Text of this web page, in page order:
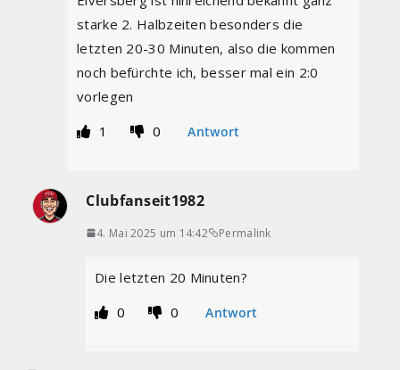
starke 2. Halbzeiten besonders die
letzten 20-30 Minuten, also die kommen
noch befürchte ich, besser mal ein 2:0
vorlegen
1
0 Antwort
Clubfanseit1982
4. Mai 2025 um 14:42 Permalink
Die letzten 20 Minuten?
0
0 Antwort